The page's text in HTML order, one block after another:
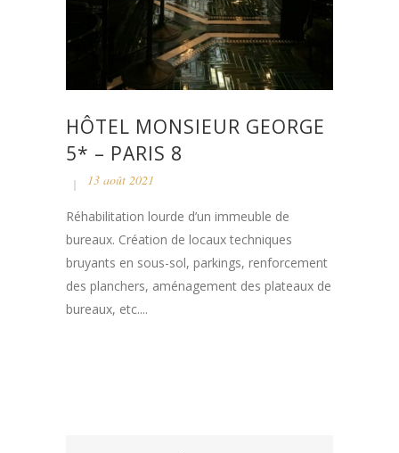
HÔTEL MONSIEUR GEORGE
5* – PARIS 8
13 août 2021
Réhabilitation lourde d’un immeuble de
bureaux. Création de locaux techniques
bruyants en sous-sol, parkings, renforcement
des planchers, aménagement des plateaux de
bureaux, etc....